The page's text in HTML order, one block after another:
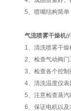
5、喷嘴结构简单（
气流喷雾干燥机
1、清洗喷雾干燥
2、检查气动阀门
3、检查各个控制
4、清洗温度仪表以
5、注意检查蒸汽
6、保证电机以及